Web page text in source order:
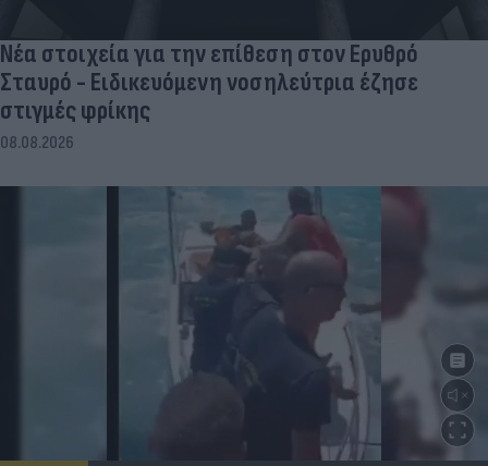
Νέα στοιχεία για την επίθεση στον Ερυθρό
Σταυρό - Ειδικευόμενη νοσηλεύτρια έζησε
στιγμές φρίκης
08.08.2026